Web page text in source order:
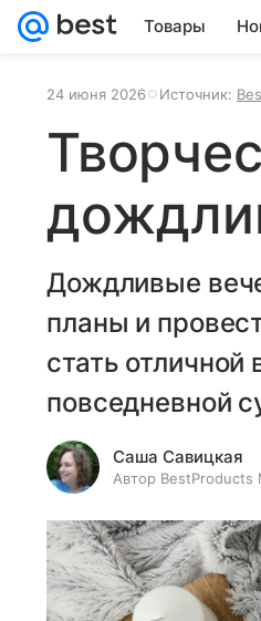
Товары
24 июня 2026 Источник:
Дождливые
планы и
стать
повседневной
Саша Савицкая
Автор BestProducts